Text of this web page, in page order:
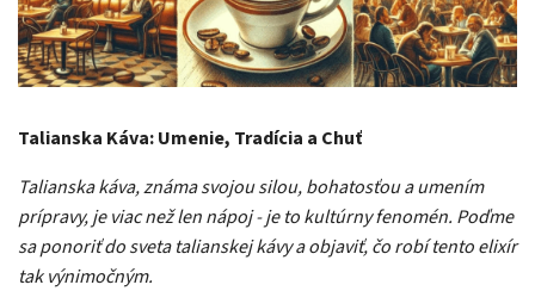
Talianska Káva: Umenie, Tradícia a Chuť
Talianska káva, známa svojou silou, bohatosťou a umením
prípravy, je viac než len nápoj - je to kultúrny fenomén. Poďme
sa ponoriť do sveta talianskej kávy a objaviť, čo robí tento elixír
tak výnimočným.